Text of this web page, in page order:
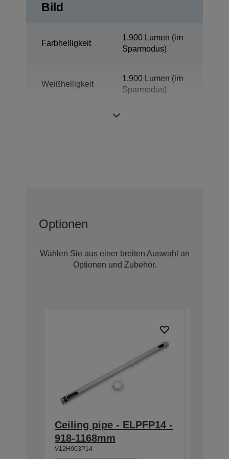
Bild
Farbhelligkeit
1.900 Lumen (im
Sparmodus)
Weißhelligkeit
1.900 Lumen (im
Sparmodus)
Optionen
Wählen Sie aus einer breiten Auswahl an
Optionen und Zubehör.
Ceiling pipe - ELPFP14 -
918-1168mm
V12H003P14